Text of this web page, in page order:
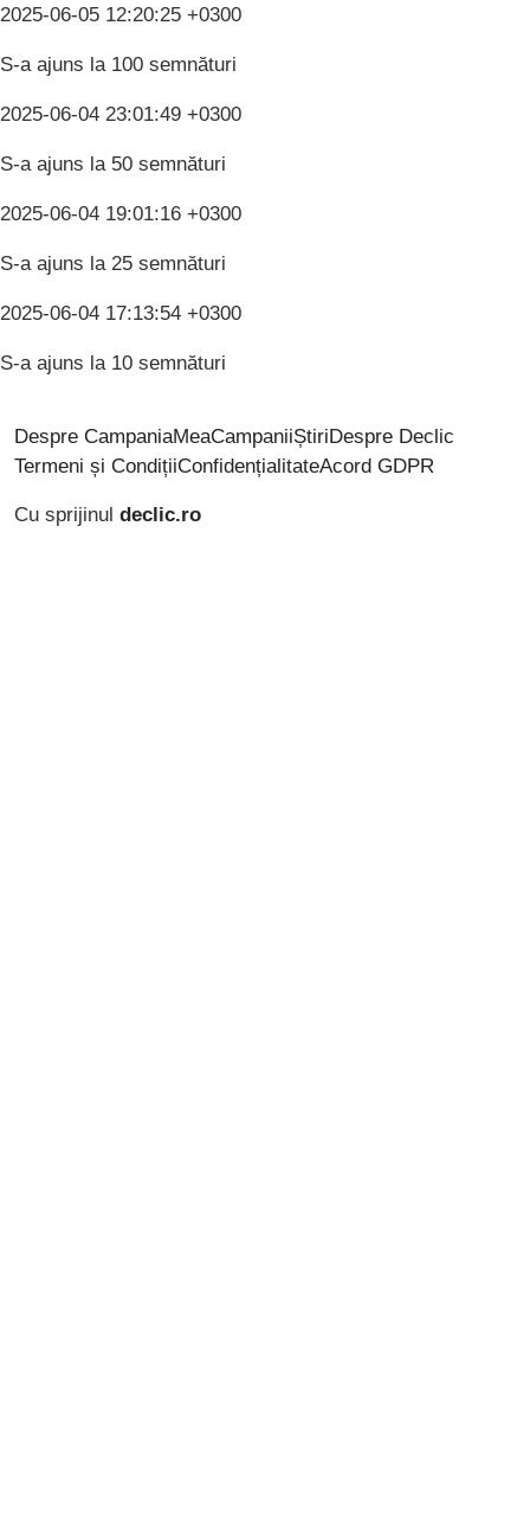
2025-06-05 12:20:25 +0300
S-a ajuns la 100 semnături
2025-06-04 23:01:49 +0300
S-a ajuns la 50 semnături
2025-06-04 19:01:16 +0300
S-a ajuns la 25 semnături
2025-06-04 17:13:54 +0300
S-a ajuns la 10 semnături
Despre CampaniaMeaCampaniiȘtiriDespre Declic
Termeni și CondițiiConfidențialitateAcord GDPR
Cu sprijinul declic.ro